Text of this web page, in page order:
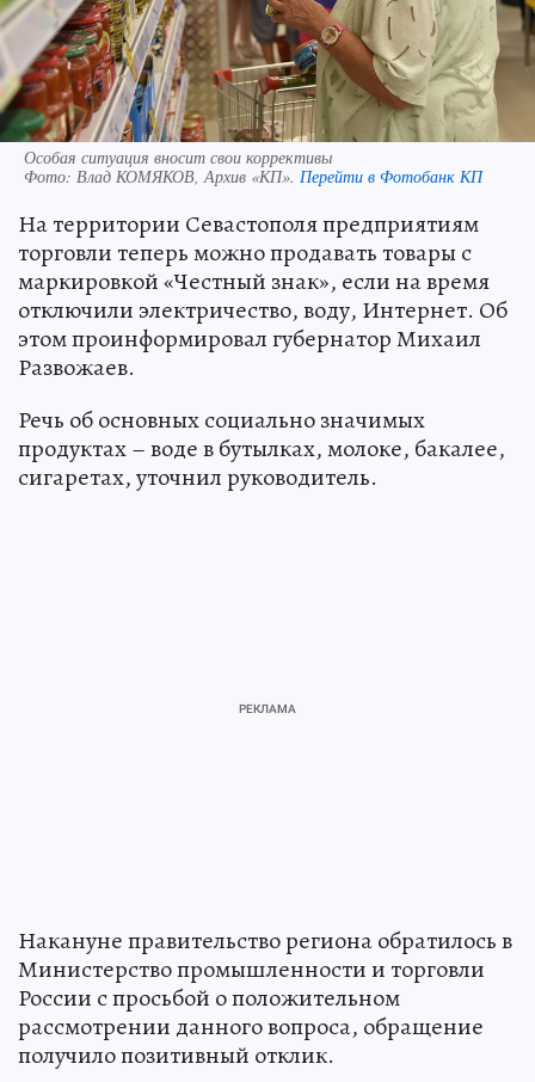
Особая ситуация вносит свои коррективы
Фото: Влад КОМЯКОВ, Архив «КП». Перейти в Фотобанк КП
На территории Севастополя предприятиям
торговли теперь можно продавать товары с
маркировкой «Честный знак», если на время
отключили электричество, воду, Интернет. Об
этом проинформировал губернатор Михаил
Развожаев.
Речь об основных социально значимых
продуктах – воде в бутылках, молоке, бакалее,
сигаретах, уточнил руководитель.
Накануне правительство региона обратилось в
Министерство промышленности и торговли
России с просьбой о положительном
рассмотрении данного вопроса, обращение
получило позитивный отклик.